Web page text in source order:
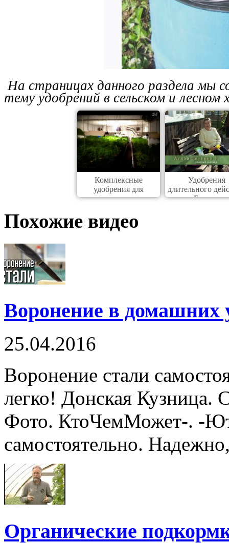
На страницах данного раздела мы
тему удобрений в сельском и лесном
Комплексные
удобрения для
комнатных
Удобрения
длительного
Базакот
Похожие видео
Воронение в домашних
25.04.2016
Воронение стали
легко! Донская Кузница.
Фото. КтоЧемМожет-. -
самостоятельно.
Органические